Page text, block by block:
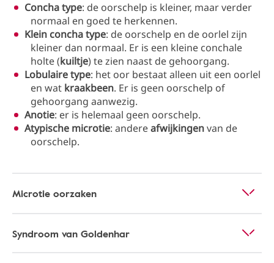
Concha type: de oorschelp is kleiner, maar verder
normaal en goed te herkennen.
Klein concha type: de oorschelp en de oorlel zijn
kleiner dan normaal. Er is een kleine conchale
holte (kuiltje) te zien naast de gehoorgang.
Lobulaire type: het oor bestaat alleen uit een oorlel
en wat kraakbeen. Er is geen oorschelp of
gehoorgang aanwezig.
Anotie: er is helemaal geen oorschelp.
Atypische microtie: andereafwijkingenvan de
oorschelp.
Microtie oorzaken
Syndroom van Goldenhar